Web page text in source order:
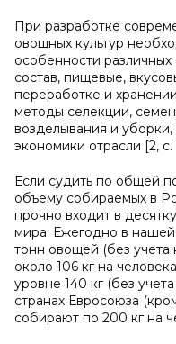
При разработке
овощных культур
особенности
состав, пищевые,
переработке и
методы селекции,
возделывания и
экономики отрасли [2, с.
Если судить по общей
объему собираемых в
прочно входит в
мира. Ежегодно в нашей
тонн овощей (без учета
около 106 кг на
уровне 140 кг (без
странах Евросоюза
собирают по 200 кг на